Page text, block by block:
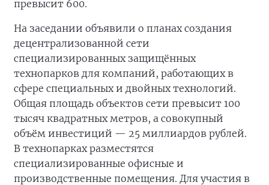
превысит 600.
На заседании объявили о планах создания
децентрализованной сети
специализированных защищённых
технопарков для компаний, работающих в
сфере специальных и двойных технологий.
Общая площадь объектов сети превысит 100
тысяч квадратных метров, а совокупный
объём инвестиций — 25 миллиардов рублей.
В технопарках разместятся
специализированные офисные и
производственные помещения. Для участия в